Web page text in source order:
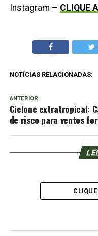
Instagram – CLIQUE
NOTÍCIAS RELACIONADAS:
ANTERIOR
Ciclone extratropical:
de risco para ventos